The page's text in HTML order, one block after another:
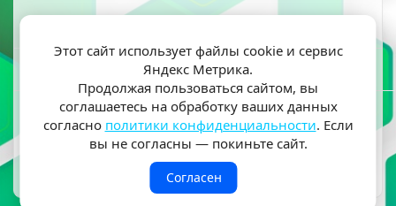
Я ознакомлен(а) и согласен(на) на обработку моих
персональных данных согласно
политики
конфиденциальности
Этот сайт использует файлы cookie и сервис
Яндекс Метрика.
Продолжая пользоваться сайтом, вы
соглашаетесь на обработку ваших данных
согласно политики конфиденциальности. Если
вы не согласны — покиньте сайт.
Согласен